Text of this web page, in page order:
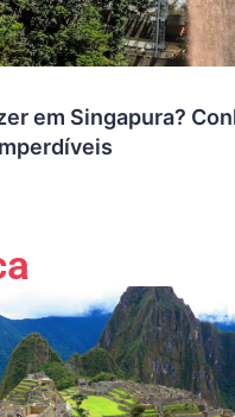
em Singapura?